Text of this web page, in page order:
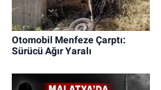
Otomobil Menfeze Çarptı:
Sürücü Ağır Yaralı